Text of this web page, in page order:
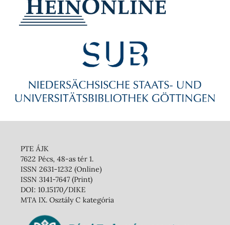
PTE ÁJK
7622 Pécs, 48-as tér 1.
ISSN 2631-1232 (Online)
ISSN 3141-7647 (Print)
DOI: 10.15170/DIKE
MTA IX. Osztály C kategória